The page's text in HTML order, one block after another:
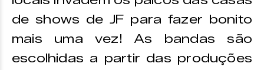
de shows de JF para fazer bonito
mais uma vez! As bandas são
escolhidas a partir das produções